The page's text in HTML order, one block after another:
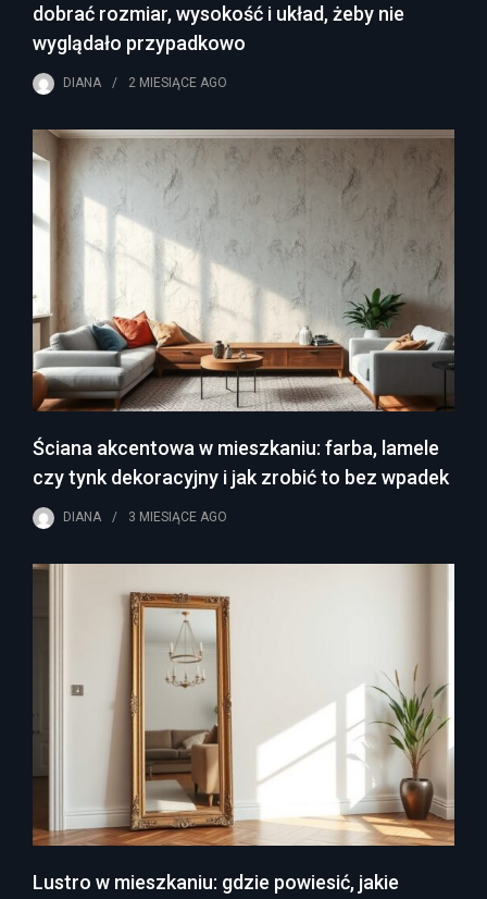
dobrać rozmiar, wysokość i układ, żeby nie
wyglądało przypadkowo
DIANA 2 MIESIĄCE AGO
Ściana akcentowa w mieszkaniu: farba, lamele
czy tynk dekoracyjny i jak zrobić to bez wpadek
DIANA 3 MIESIĄCE AGO
Lustro w mieszkaniu: gdzie powiesić, jakie